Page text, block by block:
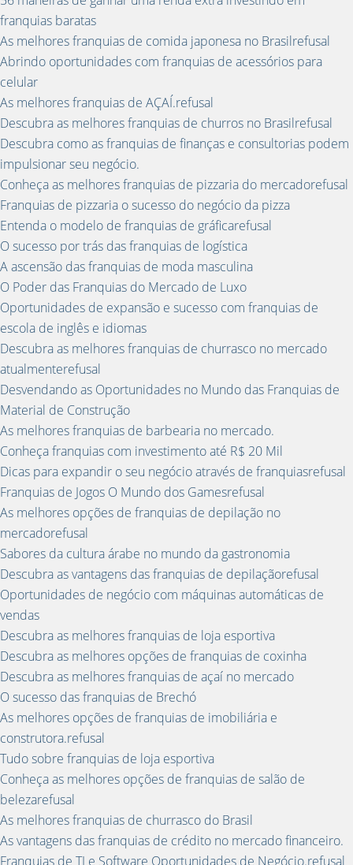
franquias baratas
As melhores franquias de comida japonesa no Brasilrefusal
Abrindo oportunidades com franquias de acessórios para
celular
As melhores franquias de AÇAÍ.refusal
Descubra as melhores franquias de churros no Brasilrefusal
Descubra como as franquias de finanças e consultorias podem
impulsionar seu negócio.
Conheça as melhores franquias de pizzaria do mercadorefusal
Franquias de pizzaria o sucesso do negócio da pizza
Entenda o modelo de franquias de gráficarefusal
O sucesso por trás das franquias de logística
A ascensão das franquias de moda masculina
O Poder das Franquias do Mercado de Luxo
Oportunidades de expansão e sucesso com franquias de
escola de inglês e idiomas
Descubra as melhores franquias de churrasco no mercado
atualmenterefusal
Desvendando as Oportunidades no Mundo das Franquias de
Material de Construção
As melhores franquias de barbearia no mercado.
Conheça franquias com investimento até R$ 20 Mil
Dicas para expandir o seu negócio através de franquiasrefusal
Franquias de Jogos O Mundo dos Gamesrefusal
As melhores opções de franquias de depilação no
mercadorefusal
Sabores da cultura árabe no mundo da gastronomia
Descubra as vantagens das franquias de depilaçãorefusal
Oportunidades de negócio com máquinas automáticas de
vendas
Descubra as melhores franquias de loja esportiva
Descubra as melhores opções de franquias de coxinha
Descubra as melhores franquias de açaí no mercado
O sucesso das franquias de Brechó
As melhores opções de franquias de imobiliária e
construtora.refusal
Tudo sobre franquias de loja esportiva
Conheça as melhores opções de franquias de salão de
belezarefusal
As melhores franquias de churrasco do Brasil
As vantagens das franquias de crédito no mercado financeiro.
Franquias de TI e Software Oportunidades de Negócio.refusal